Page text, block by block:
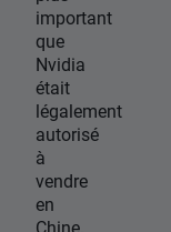
important
que
Nvidia
était
légalement
autorisé
à
vendre
en
Chine.